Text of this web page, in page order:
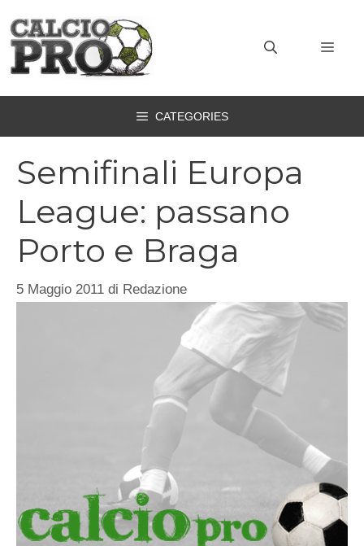
contenuto
CATEGORIES
Semifinali Europa
League: passano
Porto e Braga
5 Maggio 2011 di Redazione